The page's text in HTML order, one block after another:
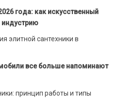
года: как искусственный
индустрию
элитной сантехники в
все больше напоминают
принцип работы и типы